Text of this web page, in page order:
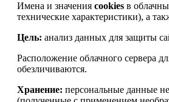
Имена и значения cookies в
технические характеристики), а
Цель: анализ данных для защиты
Расположение облачного сервера
обезличиваются.
Хранение: персональные данные